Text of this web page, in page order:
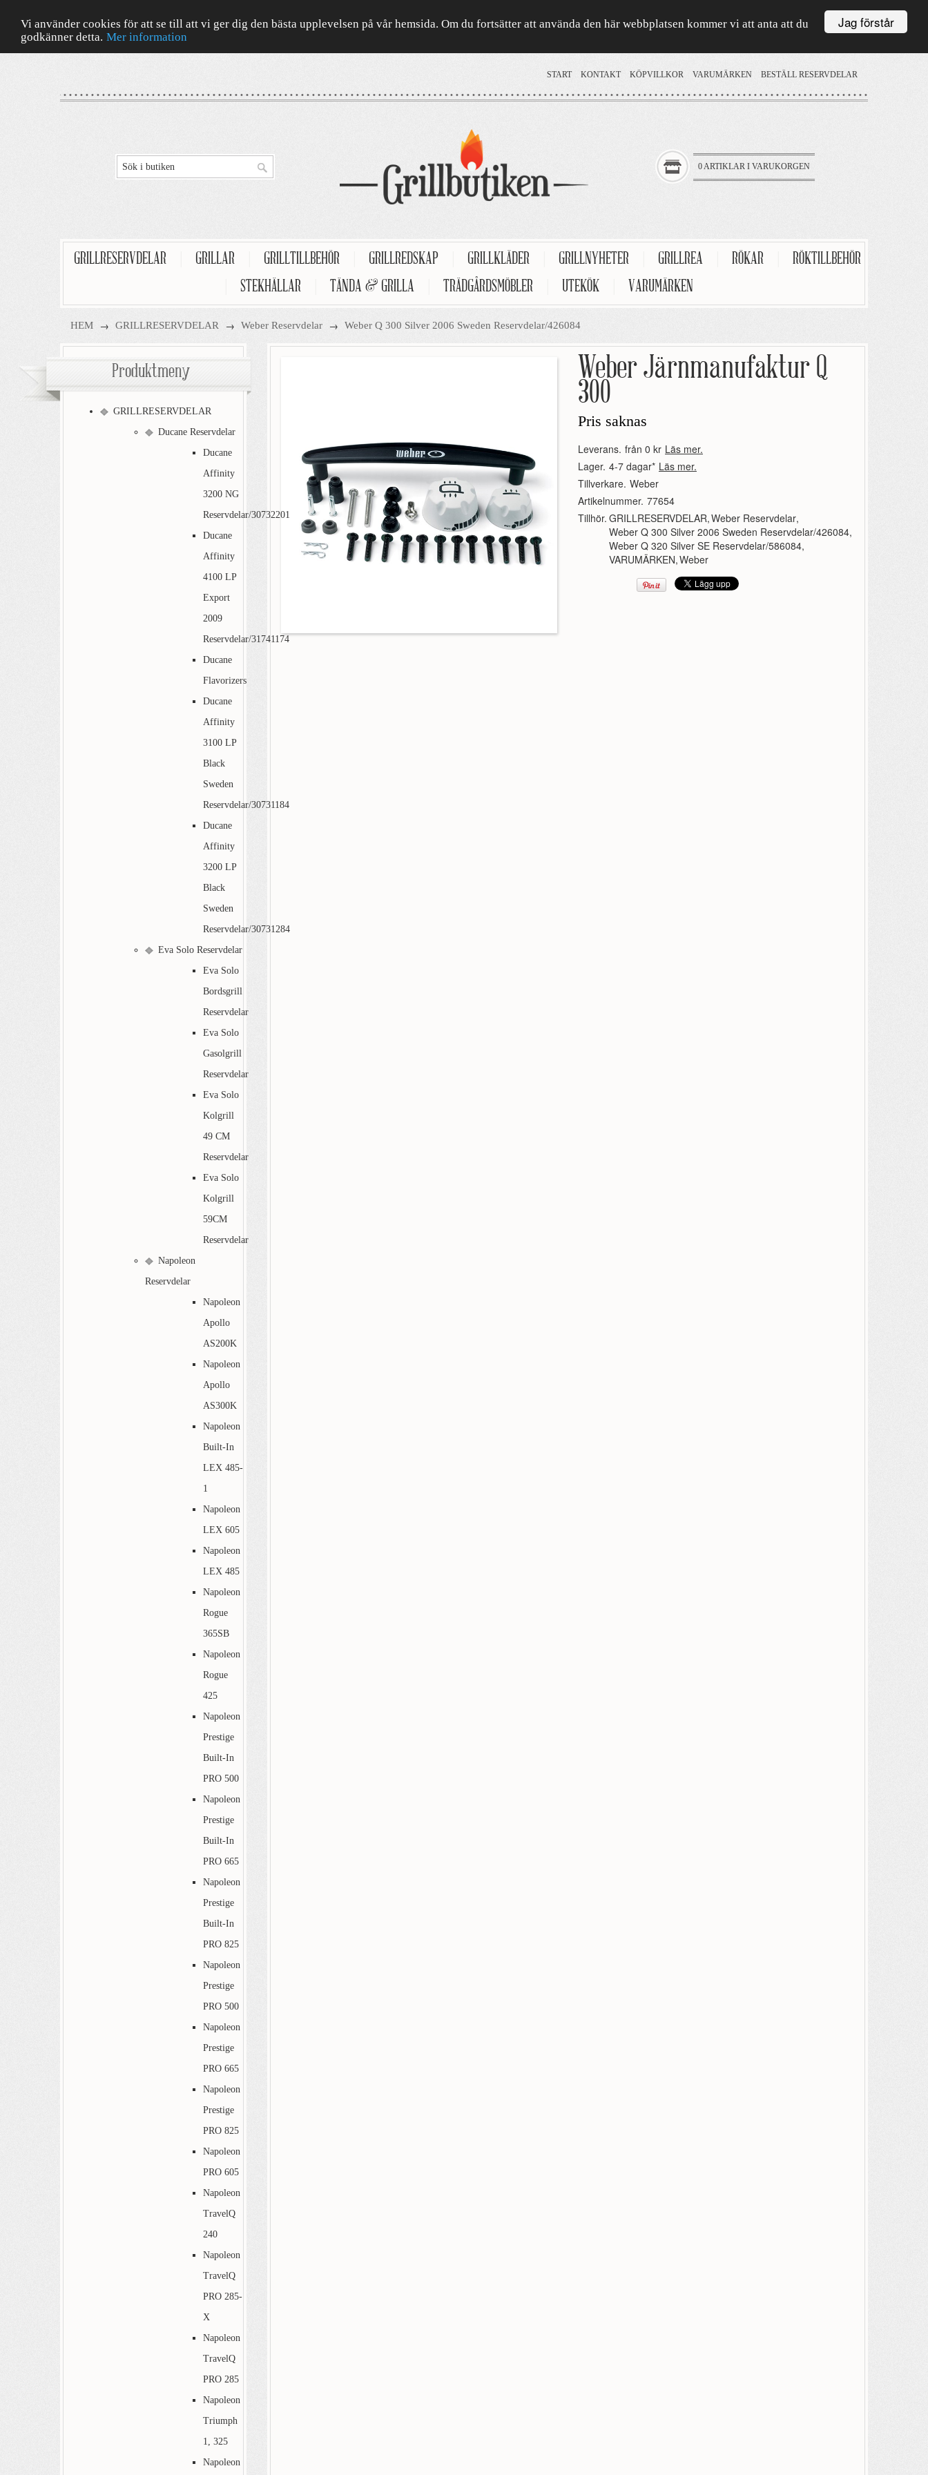
Jag förstår
Vi använder cookies för att se till att vi ger dig den bästa upplevelsen på vår hemsida. Om du fortsätter att använda den här webbplatsen kommer vi att anta att du
godkänner detta. Mer information
START KONTAKT KÖPVILLKOR VARUMÄRKEN BESTÄLL RESERVDELAR
0 ARTIKLAR I VARUKORGEN
GRILLRESERVDELAR GRILLAR GRILLTILLBEHÖR GRILLREDSKAP GRILLKLÄDER GRILLNYHETER GRILLREA RÖKAR
RÖKTILLBEHÖR
STEKHÄLLAR TÄNDA & GRILLA TRÄDGÅRDSMÖBLER UTEKÖK VARUMÄRKEN
HEM → GRILLRESERVDELAR → Weber Reservdelar → Weber Q 300 Silver 2006 Sweden Reservdelar/426084
Weber Järnmanufaktur Q
300
Pris saknas
Leverans. från 0 kr Läs mer.
Lager. 4-7 dagar* Läs mer.
Tillverkare. Weber
Artikelnummer. 77654
Tillhör. GRILLRESERVDELAR,Weber Reservdelar,
Weber Q 300 Silver 2006 Sweden Reservdelar/426084,
Weber Q 320 Silver SE Reservdelar/586084,
VARUMÄRKEN,Weber
Produktmeny
GRILLRESERVDELAR
Ducane Reservdelar
Ducane
Affinity
3200 NG
Reservdelar/30732201
Ducane
Affinity
4100 LP
Export
2009
Reservdelar/31741174
Ducane
Flavorizers
Ducane
Affinity
3100 LP
Black
Sweden
Reservdelar/30731184
Ducane
Affinity
3200 LP
Black
Sweden
Reservdelar/30731284
Eva Solo Reservdelar
Eva Solo
Bordsgrill
Reservdelar
Eva Solo
Gasolgrill
Reservdelar
Eva Solo
Kolgrill
49 CM
Reservdelar
Eva Solo
Kolgrill
59CM
Reservdelar
Napoleon
Reservdelar
Napoleon
Apollo
AS200K
Napoleon
Apollo
AS300K
Napoleon
Built-In
LEX 485-
1
Napoleon
LEX 605
Napoleon
LEX 485
Napoleon
Rogue
365SB
Napoleon
Rogue
425
Napoleon
Prestige
Built-In
PRO 500
Napoleon
Prestige
Built-In
PRO 665
Napoleon
Prestige
Built-In
PRO 825
Napoleon
Prestige
PRO 500
Napoleon
Prestige
PRO 665
Napoleon
Prestige
PRO 825
Napoleon
PRO 605
Napoleon
TravelQ
240
Napoleon
TravelQ
PRO 285-
X
Napoleon
TravelQ
PRO 285
Napoleon
Triumph
1, 325
Napoleon